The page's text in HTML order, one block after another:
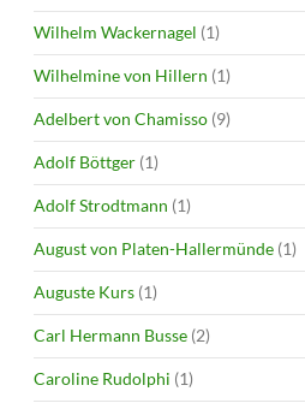
Wilhelm Wackernagel (1)
Wilhelmine von Hillern (1)
Adelbert von Chamisso (9)
Adolf Böttger (1)
Adolf Strodtmann (1)
August von Platen-Hallermünde (1)
Auguste Kurs (1)
Carl Hermann Busse (2)
Caroline Rudolphi (1)